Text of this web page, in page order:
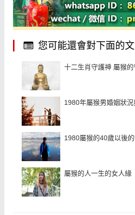
您可能還會對下面的文
十二生肖守護神 屬猴
1980年屬猴男婚姻狀
1980屬猴的40歲以後
屬猴的人一生的女人緣